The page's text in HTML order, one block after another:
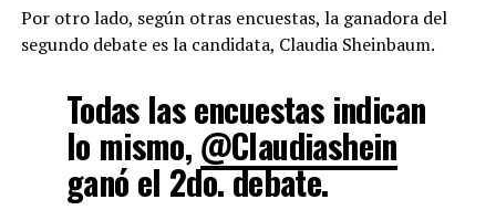
Por otro lado, según otras encuestas, la ganadora del
segundo debate es la candidata, Claudia Sheinbaum.
Todas las encuestas indican
lo mismo, @Claudiashein
ganó el 2do. debate.